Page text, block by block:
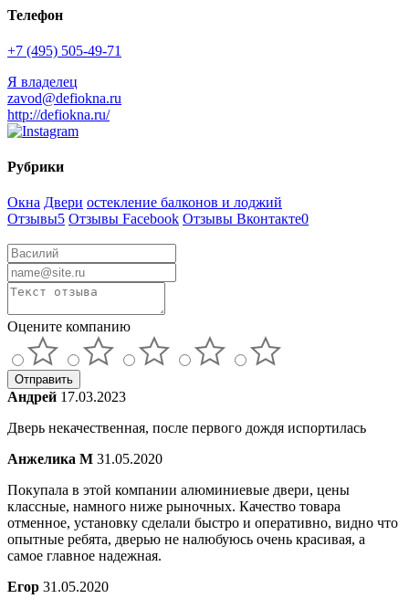
Телефон
+7 (495) 505-49-71
Я владелец
zavod@defiokna.ru
http://defiokna.ru/
Рубрики
Окна Двери остекление балконов и лоджий
Отзывы5 Отзывы Facebook Отзывы Вконтакте0
Оцените компанию
Отправить
Андрей 17.03.2023
Дверь некачественная, после первого дождя испортилась
Анжелика М 31.05.2020
Покупала в этой компании алюминиевые двери, цены
классные, намного ниже рыночных. Качество товара
отменное, установку сделали быстро и оперативно, видно что
опытные ребята, дверью не налюбуюсь очень красивая, а
самое главное надежная.
Егор 31.05.2020